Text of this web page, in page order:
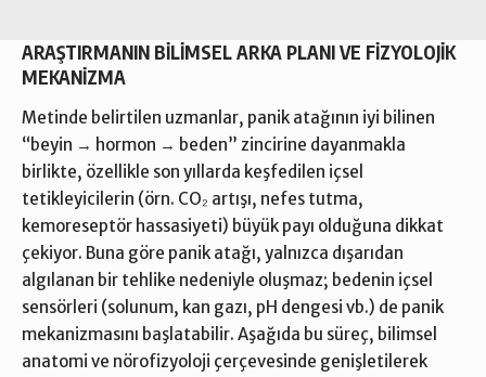
ARAŞTIRMANIN BİLİMSEL ARKA PLANI VE FİZYOLOJİK
MEKANİZMA
Metinde belirtilen uzmanlar, panik atağının iyi bilinen
“beyin → hormon → beden” zincirine dayanmakla
birlikte, özellikle son yıllarda keşfedilen içsel
tetikleyicilerin (örn. CO₂ artışı, nefes tutma,
kemoreseptör hassasiyeti) büyük payı olduğuna dikkat
çekiyor. Buna göre panik atağı, yalnızca dışarıdan
algılanan bir tehlike nedeniyle oluşmaz; bedenin içsel
sensörleri (solunum, kan gazı, pH dengesi vb.) de panik
mekanizmasını başlatabilir. Aşağıda bu süreç, bilimsel
anatomi ve nörofizyoloji çerçevesinde genişletilerek